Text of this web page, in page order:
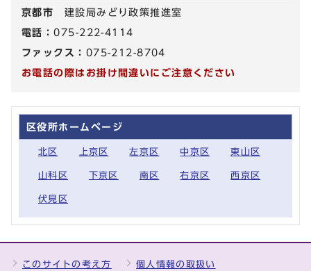
京都市 建設局みどり政策推進室
電話：075-222-4114
ファックス： 075-212-8704
お電話の際はお掛け間違いにご注意ください
区役所ホームページ
北区 上京区 左京区 中京区 東山区
山科区 下京区 南区 右京区 西京区
伏見区
このサイトの考え方 個人情報の取扱い